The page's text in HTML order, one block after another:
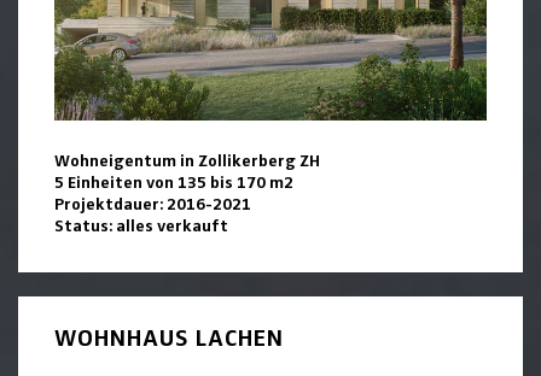
Wohneigentum in Zollikerberg ZH
5 Einheiten von 135 bis 170 m2
Projektdauer: 2016-2021
Status: alles verkauft
WOHNHAUS LACHEN